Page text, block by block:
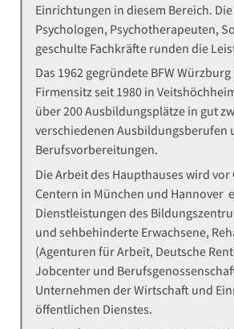
Einrichtungen in diesem Bereich.
Psychologen, Psychotherapeuten,
geschulte Fachkräfte runden die
Das 1962 gegründete BFW
Firmensitz seit 1980 in
über 200 Ausbildungsplätze in gut
verschiedenen Ausbildungsberufen
Berufsvorbereitungen.
Die Arbeit des Haupthauses wird
Centern in München und Hannover
Dienstleistungen des
und sehbehinderte Erwachsene,
(Agenturen für Arbeit, Deutsche
Jobcenter und
Unternehmen der Wirtschaft und
öffentlichen Dienstes.